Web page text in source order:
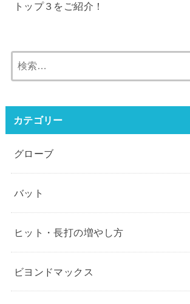
トップ３をご紹介！
索:
カテゴリー
グローブ
バット
ヒット・長打の増やし方
ビヨンドマックス